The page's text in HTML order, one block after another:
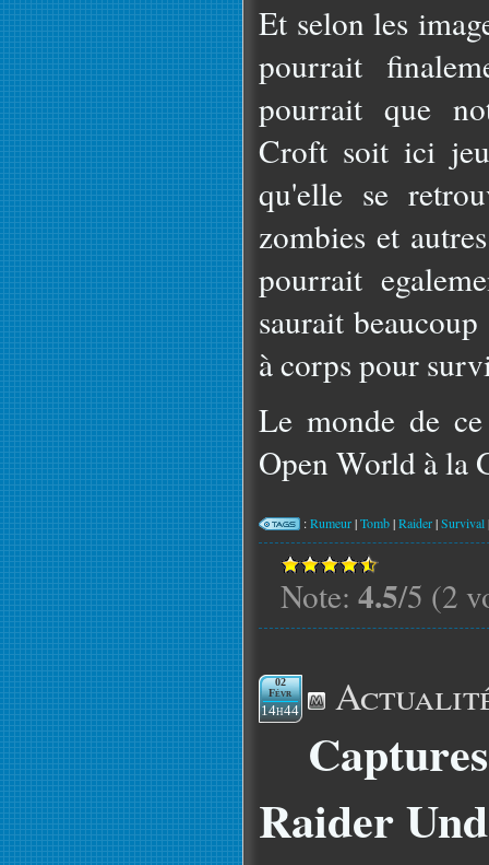
Et selon les
pourrait
pourrait que
Croft soit ici
qu'elle se
zombies et
pourrait
saurait
à corps pour
Le monde de
Open World à la
:Rumeur|Tomb|Raider|Survival
Note: 4.5/5 (2
02
Févr
14h44
Raider